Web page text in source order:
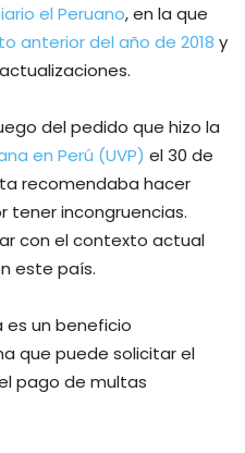
el Peruano, en la que
anterior del año de 2018 y
del pedido que hizo la
en Perú (UVP) el 30 de
recomendaba hacer
tener incongruencias.
con el contexto actual
este país.
un beneficio
que puede solicitar el
pago de multas